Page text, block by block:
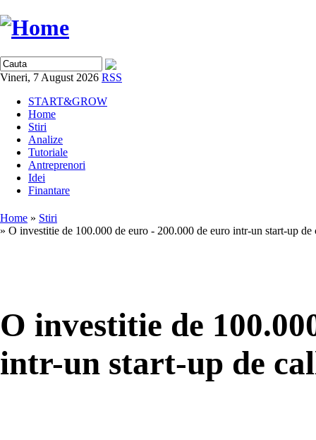
Vineri, 7 August 2026 RSS
START&GROW
Home
Stiri
Analize
Tutoriale
Antreprenori
Idei
Finantare
Home » Stiri
» O investitie de 100.000 de euro - 200.000 de euro intr-un start-up de
O investitie de
intr-un start-up de